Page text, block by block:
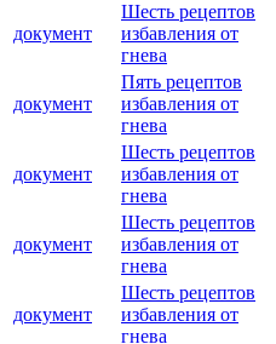
документ
Шесть рецептов
избавления от
гнева
документ
Пять рецептов
избавления от
гнева
документ
Шесть рецептов
избавления от
гнева
документ
Шесть рецептов
избавления от
гнева
документ
Шесть рецептов
избавления от
гнева